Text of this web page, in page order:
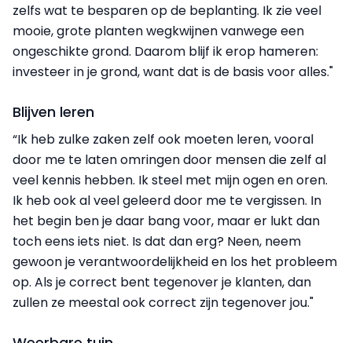
zelfs wat te besparen op de beplanting. Ik zie veel
mooie, grote planten wegkwijnen vanwege een
ongeschikte grond. Daarom blijf ik erop hameren:
investeer in je grond, want dat is de basis voor alles."
Blijven leren
“Ik heb zulke zaken zelf ook moeten leren, vooral
door me te laten omringen door mensen die zelf al
veel kennis hebben. Ik steel met mijn ogen en oren.
Ik heb ook al veel geleerd door me te vergissen. In
het begin ben je daar bang voor, maar er lukt dan
toch eens iets niet. Is dat dan erg? Neen, neem
gewoon je verantwoordelijkheid en los het probleem
op. Als je correct bent tegenover je klanten, dan
zullen ze meestal ook correct zijn tegenover jou."